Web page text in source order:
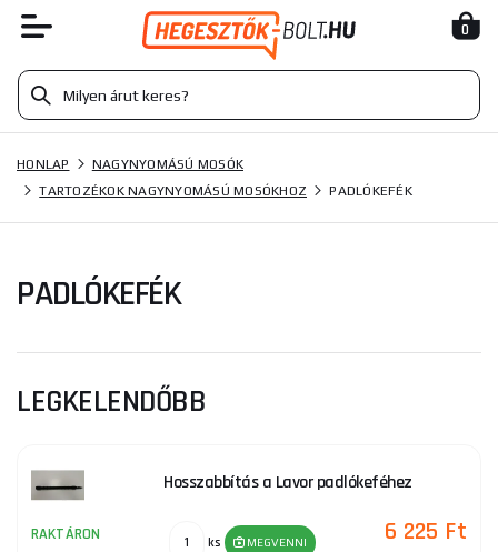
0
HONLAP
NAGYNYOMÁSÚ MOSÓK
TARTOZÉKOK NAGYNYOMÁSÚ MOSÓKHOZ
PADLÓKEFÉK
PADLÓKEFÉK
LEGKELENDŐBB
Hosszabbítás a Lavor padlókeféhez
RAKTÁRON ks MEGVENNI 6 225 Ft